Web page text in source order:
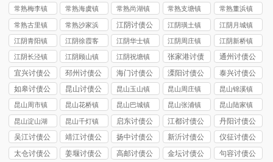
司
司
司
司
讨债公司
常熟梅李镇
讨债公司
常熟海虞镇
讨债公司
常熟尚湖镇
讨债公司
常熟支塘镇
讨债公司
常熟董浜镇
讨债公司
常熟古里镇
讨债公司
常熟沙家浜
镇讨债公司
江阴讨债公
司
江阴璜土镇
讨债公司
江阴月城镇
讨债公司
江阴青阳镇
讨债公司
江阴徐霞客
镇讨债公司
江阴华士镇
讨债公司
江阴周庄镇
讨债公司
江阴新桥镇
讨债公司
江阴长泾镇
讨债公司
江阴顾山镇
讨债公司
江阴祝塘镇
讨债公司
张家港讨债
公司
通州讨债公
司
宜兴讨债公
司
邳州讨债公
司
海门讨债公
司
溧阳讨债公
司
泰兴讨债公
司
如皋讨债公
司
昆山讨债公
司
昆山玉山镇
讨债公司
昆山周庄镇
讨债公司
昆山锦溪镇
讨债公司
昆山周市镇
讨债公司
昆山花桥镇
讨债公司
昆山巴城镇
讨债公司
昆山张浦镇
讨债公司
昆山陆家镇
讨债公司
昆山淀山湖
镇讨债公司
昆山千灯镇
讨债公司
启东讨债公
司
江都讨债公
司
丹阳讨债公
司
吴江讨债公
司
靖江讨债公
司
扬中讨债公
司
新沂讨债公
司
仪征讨债公
司
太仓讨债公
姜堰讨债公
高邮讨债公
金坛讨债公
句容讨债公